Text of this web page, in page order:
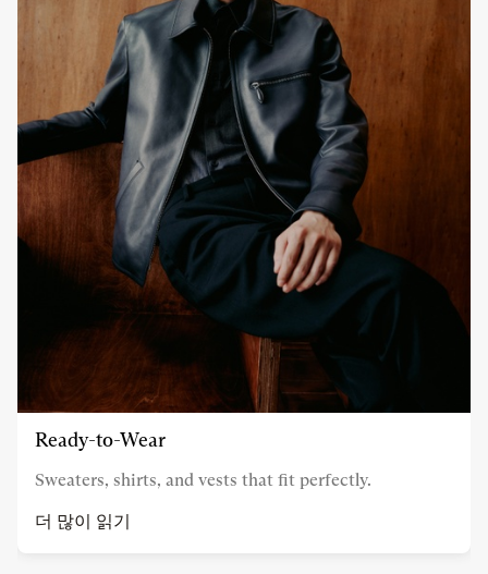
Ready-to-Wear
Sweaters, shirts, and vests that fit perfectly.
더 많이 읽기